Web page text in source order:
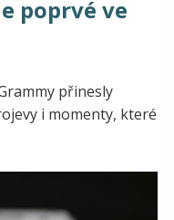
poprvé ve
přinesly
i momenty, které